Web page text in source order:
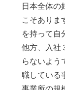
日本全体の
こそありま
を持って自
他方、入社
らないよう
職している